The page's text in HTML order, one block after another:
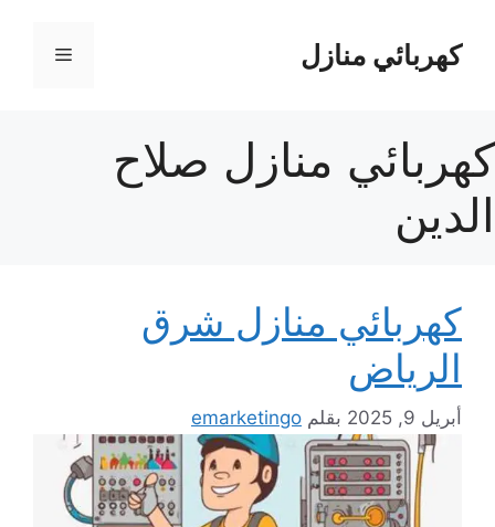
المحتوىكهربائي منازل القائمة
كهربائي منازل صلاح
الدين
كهربائي منازل شرق
الرياض
أبريل 9, 2025 بقلم emarketingo